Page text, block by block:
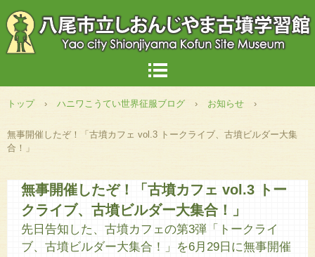
トップ › ハニワこうてい世界征服ブログ › お知らせ ›
無事開催したぞ！「古墳カフェ vol.3 トークライブ、古墳ビルダー大集
合！」
無事開催したぞ！「古墳カフェ vol.3 トー
クライブ、古墳ビルダー大集合！」
先日告知した、古墳カフェの第3弾「トークライ
ブ、古墳ビルダー大集合！」を6月29日に無事開催